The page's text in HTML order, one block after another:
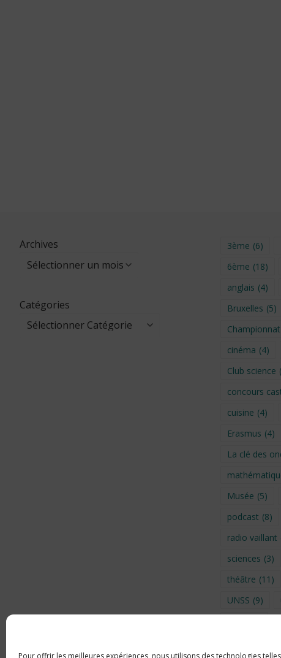
Pour offrir les meilleures expériences, nous utilisons des technologies
Archives
Catégories
3ème (6)
6ème (18)
anglais (4)
Bruxelles (5)
cinéma (4)
Club science
concours
cuisine (4)
Erasmus (4)
La clé des
Musée (5)
podcast (8)
radio vaillant
sciences (3)
théâtre (11)
UNSS (9)